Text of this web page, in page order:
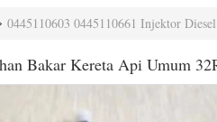
0445110603 0445110661 Injektor
Bakar Kereta Api Umum